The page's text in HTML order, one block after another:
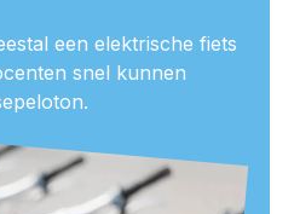
een elektrische fiets
snel kunnen